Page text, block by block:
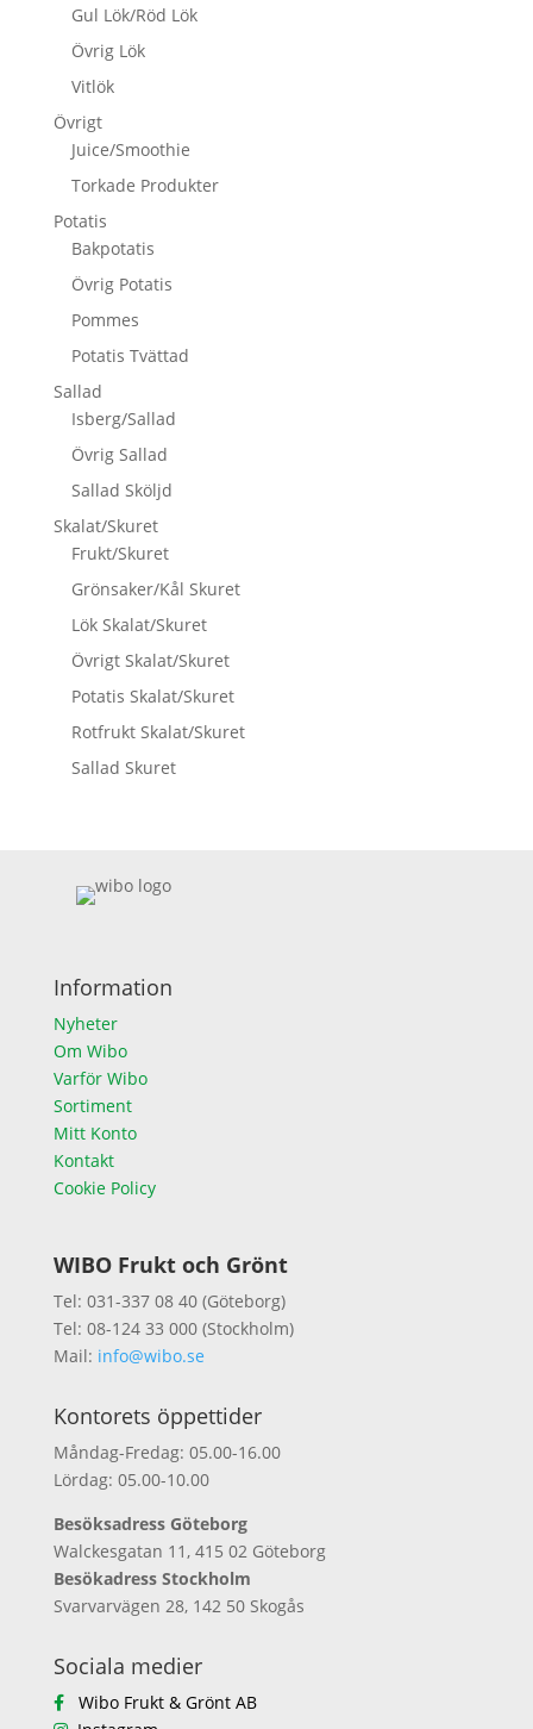
Gul Lök/Röd Lök
Övrig Lök
Vitlök
Övrigt
Juice/Smoothie
Torkade Produkter
Potatis
Bakpotatis
Övrig Potatis
Pommes
Potatis Tvättad
Sallad
Isberg/Sallad
Övrig Sallad
Sallad Sköljd
Skalat/Skuret
Frukt/Skuret
Grönsaker/Kål Skuret
Lök Skalat/Skuret
Övrigt Skalat/Skuret
Potatis Skalat/Skuret
Rotfrukt Skalat/Skuret
Sallad Skuret
Information
Nyheter
Om Wibo
Varför Wibo
Sortiment
Mitt Konto
Kontakt
Cookie Policy
WIBO Frukt och Grönt
Tel: 031-337 08 40 (Göteborg)
Tel: 08-124 33 000 (Stockholm)
Mail: info@wibo.se
Kontorets öppettider
Måndag-Fredag: 05.00-16.00
Lördag: 05.00-10.00
Besöksadress Göteborg
Walckesgatan 11, 415 02 Göteborg
Besökadress Stockholm
Svarvarvägen 28, 142 50 Skogås
Sociala medier
Wibo Frukt & Grönt AB